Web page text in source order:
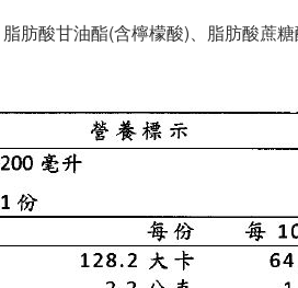
肪酸甘油酯(含檸檬酸)、脂肪酸蔗